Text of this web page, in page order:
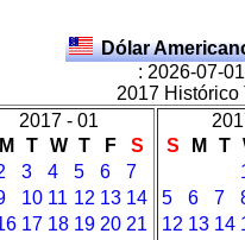
Dólar
: 2026-07-
2017 Histórico
2017 - 01
M T W T F
S
3 4 5 6
7
10 11 12 13 14
17 18 19 20 21
S
M T
5
6 7
12 13 14